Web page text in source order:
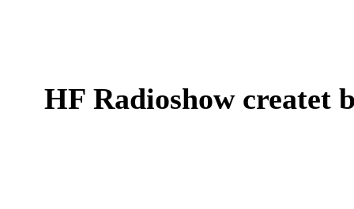
HF Radioshow createt